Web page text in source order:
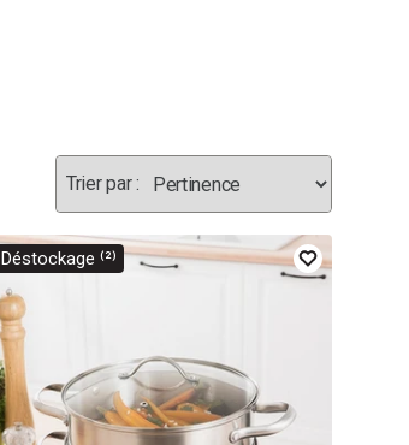
Déstockage ⁽²⁾